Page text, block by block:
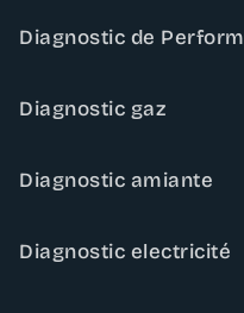
Diagnostic de
Diagnostic gaz
Diagnostic amiante
Diagnostic electricité